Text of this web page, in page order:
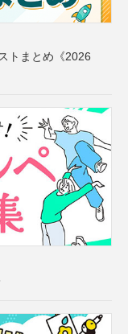
トまとめ《2026